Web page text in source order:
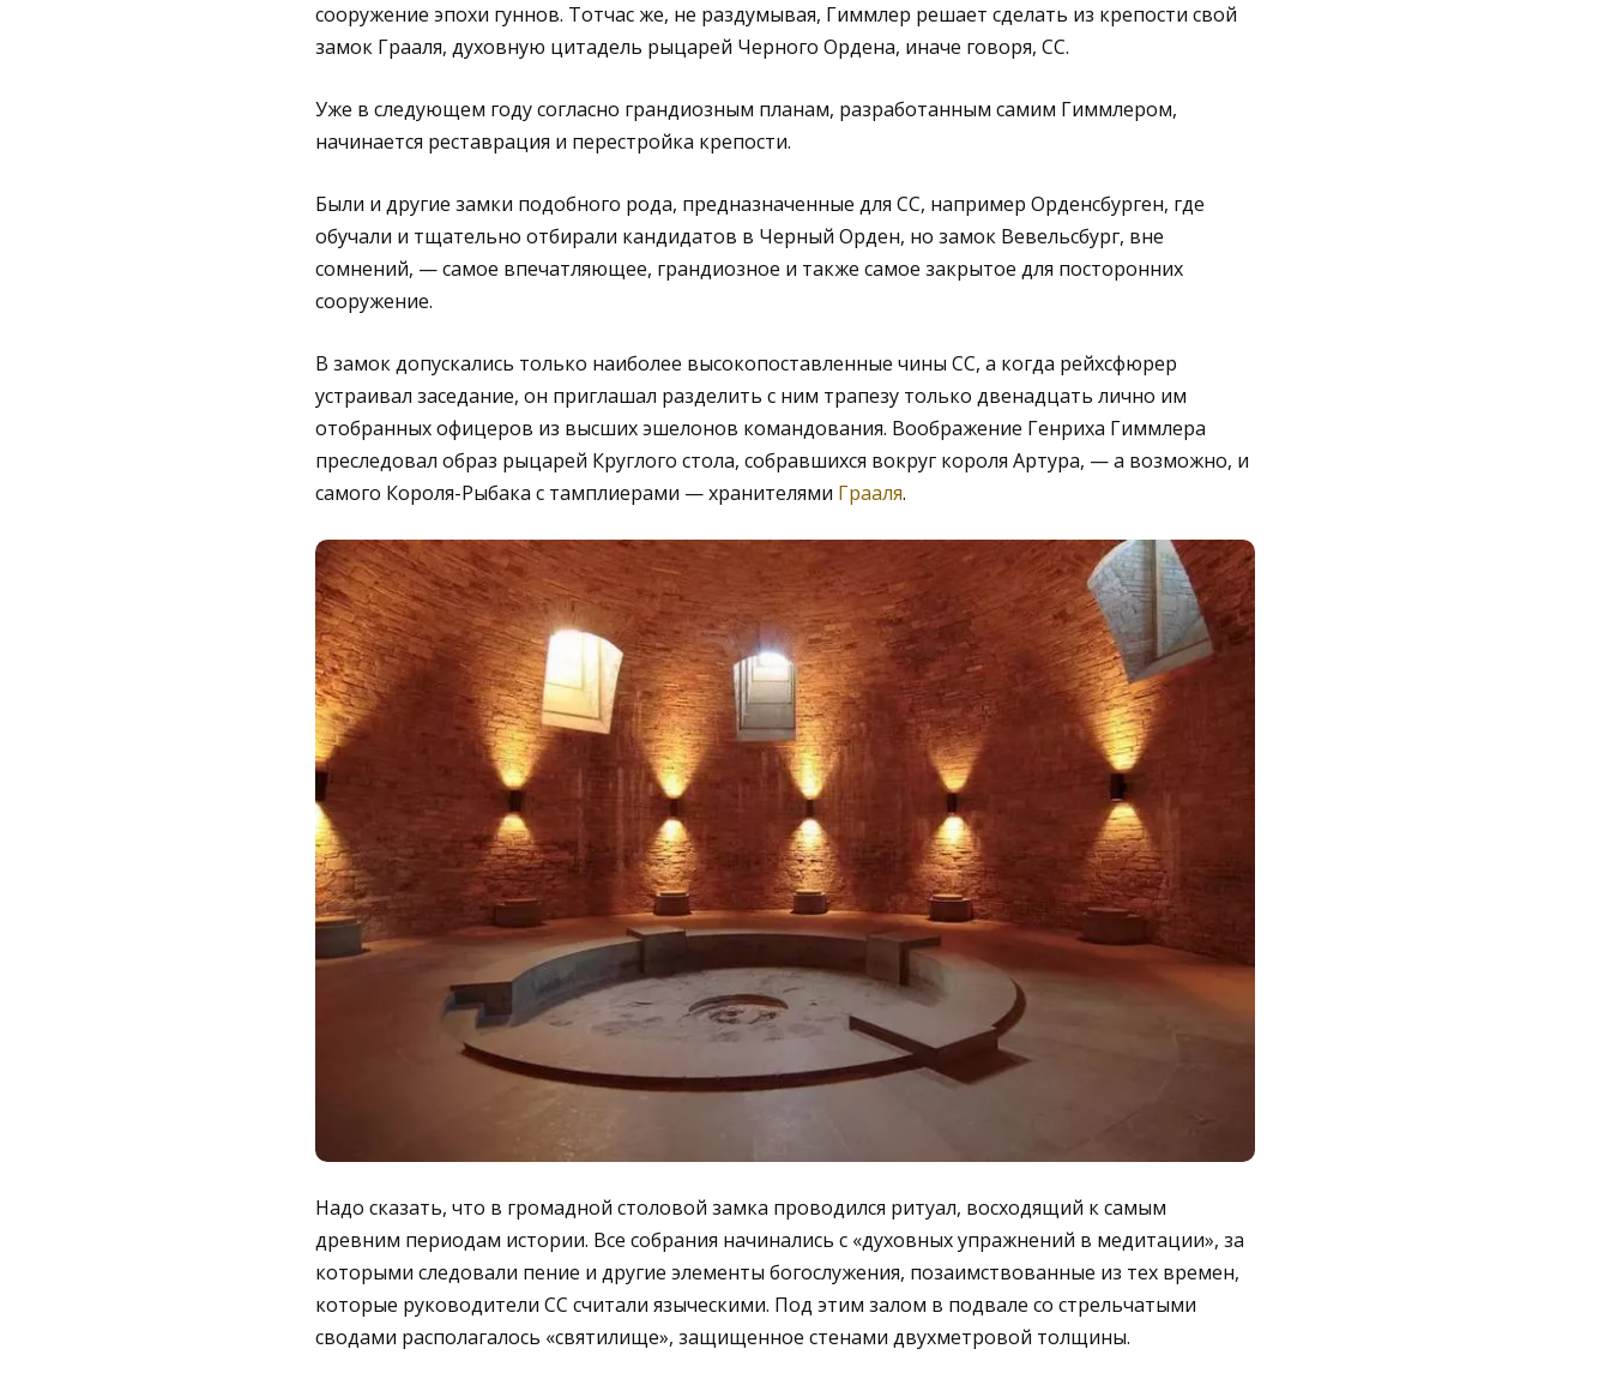
сооружение эпохи гуннов. Тотчас же, не раздумывая, Гиммлер решает сделать из крепости свой
замок Грааля, духовную цитадель рыцарей Черного Ордена, иначе говоря, СС.
Уже в следующем году согласно грандиозным планам, разработанным самим Гиммлером,
начинается реставрация и перестройка крепости.
Были и другие замки подобного рода, предназначенные для СС, например Орденсбурген, где
обучали и тщательно отбирали кандидатов в Черный Орден, но замок Вевельсбург, вне
сомнений, — самое впечатляющее, грандиозное и также самое закрытое для посторонних
сооружение.
В замок допускались только наиболее высокопоставленные чины СС, а когда рейхсфюрер
устраивал заседание, он приглашал разделить с ним трапезу только двенадцать лично им
отобранных офицеров из высших эшелонов командования. Воображение Генриха Гиммлера
преследовал образ рыцарей Круглого стола, собравшихся вокруг короля Артура, — а возможно, и
самого Короля-Рыбака с тамплиерами — хранителями Грааля.
Надо сказать, что в громадной столовой замка проводился ритуал, восходящий к самым
древним периодам истории. Все собрания начинались с «духовных упражнений в медитации», за
которыми следовали пение и другие элементы богослужения, позаимствованные из тех времен,
которые руководители СС считали языческими. Под этим залом в подвале со стрельчатыми
сводами располагалось «святилище», защищенное стенами двухметровой толщины.